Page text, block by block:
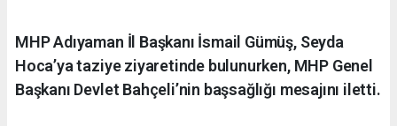
MHP Adıyaman İl Başkanı İsmail Gümüş, Seyda
Hoca’ya taziye ziyaretinde bulunurken, MHP Genel
Başkanı Devlet Bahçeli’nin başsağlığı mesajını iletti.